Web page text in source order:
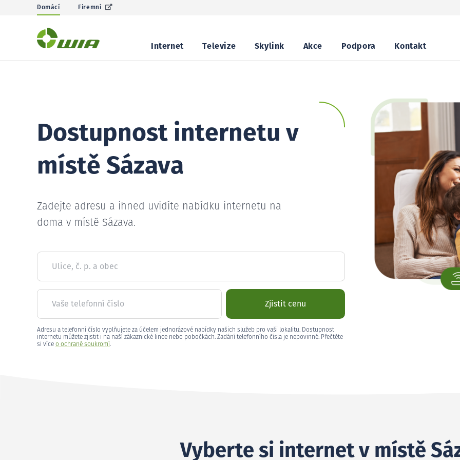
Domácí Firemní
Internet Televize Skylink Akce Podpora Kontakt
Dostupnost internetu v
místě Sázava
Zadejte adresu a ihned uvidíte nabídku internetu na
doma v místě Sázava.
Ulice, č. p. a obec
Vaše telefonní číslo Zjistit cenu
Adresu a telefonní číslo vyplňujete za účelem jednorázové nabídky našich služeb pro vaši lokalitu. Dostupnost
internetu můžete zjistit i na naší zákaznické lince nebo pobočkách. Zadání telefonního čísla je nepovinné. Přečtěte
si více o ochraně soukromí.
Vyberte si internet v místě